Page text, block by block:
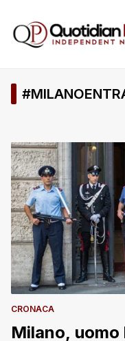
CRONACA
Milano, uomo